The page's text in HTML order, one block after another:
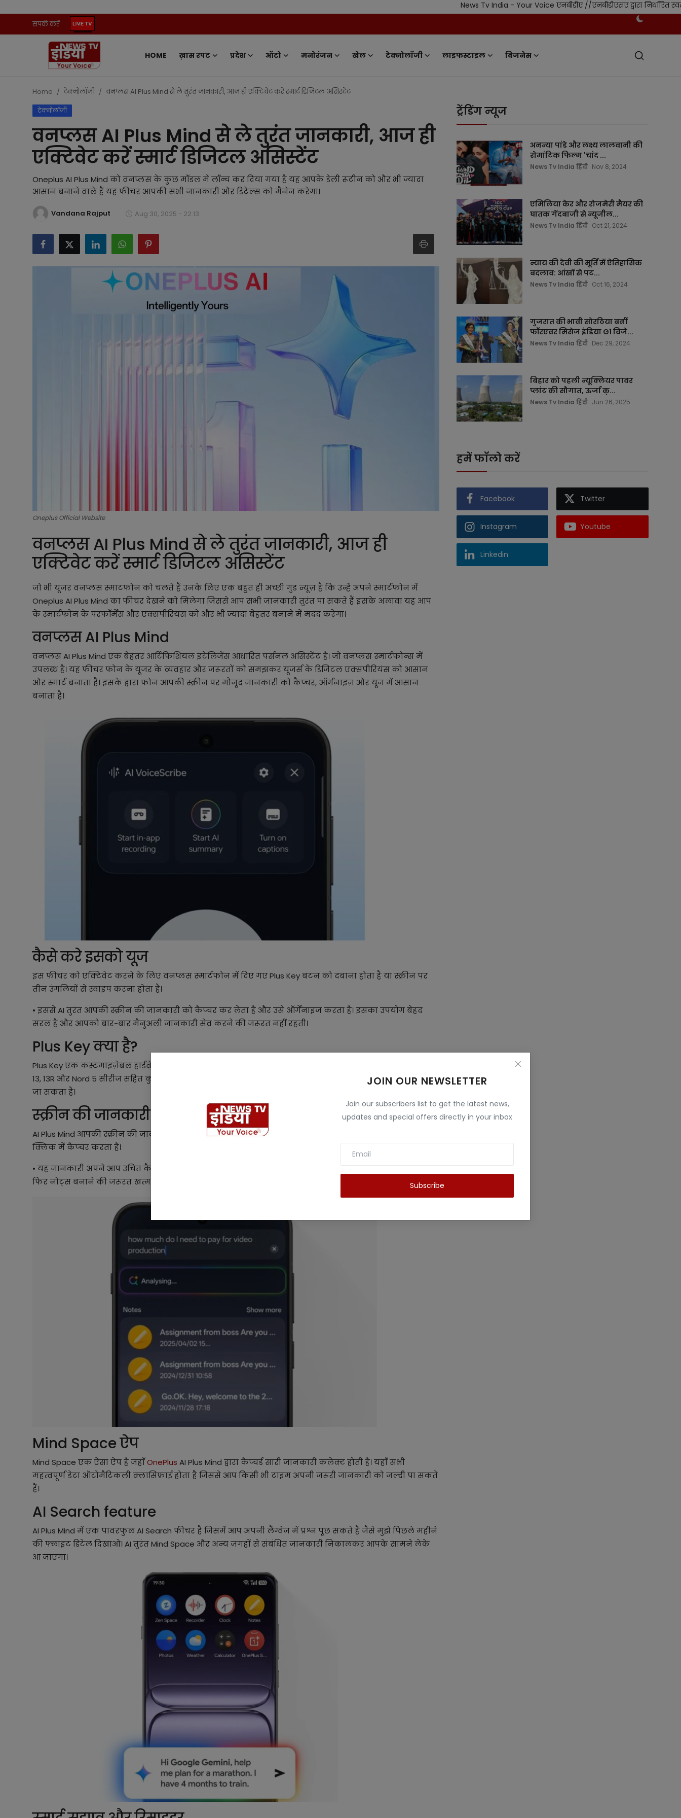
News Tv India - Your Voice एनबीडीए //एनबीडीएसए द्वारा निर्धारित
संपर्क करें
HOME ख़ास रपट प्रदेश ऑटो मनोरंजन खेल टेक्नोलॉजी लाइफस्टाइल बिजनेस
संपर्क करें
ख़ास रपट
मनोरंजन
टेक्नोलॉजी
लाइफस्टाइल
JOIN OUR NEWSLETTER
Join our subscribers list to get the latest news,
updates and special offers directly in your inbox
Subscribe
Home टेक्नोलॉजी वनप्लस AI Plus Mind से ले तुरंत जानकारी, आज ही एक्टिवेट करें स्मार्ट डिजिटल असिस्टेंट
टेक्नोलॉजी
वनप्लस AI Plus Mind से ले तुरंत जानकारी, आज ही
एक्टिवेट करें स्मार्ट डिजिटल असिस्टेंट
Oneplus AI Plus Mind को वनप्लस के कुछ मॉडल में लॉन्च कर दिया गया है यह आपके डेली रूटीन को और भी ज्यादा
आसान बनाने वाले हैं यह फीचर आपकी सभी जानकारी और डिटेल्स को मैनेज करेगा।
Vandana Rajput Aug 30, 2025 - 22:13
Oneplus Official Website
वनप्लस AI Plus Mind से ले तुरंत जानकारी, आज ही
एक्टिवेट करें स्मार्ट डिजिटल असिस्टेंट
जो भी यूजर वनप्लस स्माटफोन को चलते हैं उनके लिए एक बहुत ही अच्छी गुड न्यूज़ है कि उन्हें अपने स्मार्टफोन में
Oneplus AI Plus Mind का फीचर देखने को मिलेगा जिससे आप सभी जानकारी तुरंत पा सकते हैं इसके अलावा यह आप
के स्मार्टफोन के परफॉर्मेंस और एक्सपीरियंस को और भी ज्यादा बेहतर बनाने में मदद करेगा।
वनप्लस AI Plus Mind
वनप्लस AI Plus Mind एक बेहतर आर्टिफिशियल इंटेलिजेंस आधारित पर्सनल असिस्टेंट है। जो वनप्लस स्मार्टफोन्स में
उपलब्ध है। यह फीचर फोन के यूजर के व्यवहार और जरूरतों को समझकर यूजर्स के डिजिटल एक्सपीरियंस को आसान
और स्मार्ट बनाता है। इसके द्वारा फोन आपकी स्क्रीन पर मौजूद जानकारी को कैप्चर, ऑर्गनाइज़ और यूज में आसान
बनाता है।
कैसे करे इसको यूज
इस फीचर को एक्टिवेट करने के लिए वनप्लस स्मार्टफोन में दिए गए Plus Key बटन को दबाना होता है या स्क्रीन पर
तीन उंगलियों से स्वाइप करना होता है।
• इससे AI तुरंत आपकी स्क्रीन की जानकारी को कैप्चर कर लेता है और उसे ऑर्गेनाइज करता है। इसका उपयोग बेहद
सरल है और आपको बार-बार मैनुअली जानकारी सेव करने की जरूरत नहीं रहती।
Plus Key क्या है?
Plus Key एक कस्टमाइज़ेबल हार्डवेयर बटन है जो AI Plus Mind फीचर को तुरंत सक्रिय करता है। यह बटन वनप्लस 13s,
13, 13R और Nord 5 सीरीज सहित कुछ मॉडलों में होता है। इस बटन से एक ही क्लिक में कई स्मार्ट AI फीचर्स तक पहुंचा
जा सकता है।
स्क्रीन की जानकारी
AI Plus Mind आपकी स्क्रीन की जानकारी जैसे टिकट बुकिंग, रेस्टोरेंट रिजर्वेशन, फ्लाइट डिटेल्स, मीटिंग नोट्स आदि एक
क्लिक में कैप्चर करता है।
• यह जानकारी अपने आप उचित कैटेगरी में सेव हो जाती है ताकि बाद में आप उसे आसानी से खोज सकें। स्क्रीनशॉट लेकर
फिर नोट्स बनाने की जरूरत खत्म हो जाती है।
Mind Space ऐप
Mind Space एक ऐसा ऐप है जहाँOnePlus AI Plus Mind द्वारा कैप्चर्ड सारी जानकारी कलेक्ट होती है। यहाँ सभी
महत्वपूर्ण डेटा ऑटोमैटिकली क्लासिफ़ाई होता है जिससे आप किसी भी टाइम अपनी जरूरी जानकारी को जल्दी पा सकते
हैं।
AI Search feature
AI Plus Mind में एक पावरफुल AI Search फीचर है जिसमें आप अपनी लैंग्वेज में प्रश्न पूछ सकते हैं जैसे मुझे पिछले महीने
की फ्लाइट डिटेल दिखाओ। AI तुरंत Mind Space और अन्य जगहों से संबंधित जानकारी निकालकर आपके सामने लेके
आ जाएगा।
ट्रेंडिंग न्यूज
अनन्या पांडे और लक्ष्य लालवानी की
रोमांटिक फिल्म 'चांद ...
News Tv India हिंदी Nov 8, 2024
एमिलिया केर और रोजमेरी मैयर की
घातक गेंदबाजी से न्यूजील...
News Tv India हिंदी Oct 21, 2024
न्याय की देवी की मूर्ति में ऐतिहासिक
बदलाव: आंखों से पट...
News Tv India हिंदी Oct 16, 2024
गुजरात की भावी सोरठिया बनीं
फॉरएवर मिसेज इंडिया G1 विजे...
News Tv India हिंदी Dec 29, 2024
बिहार को पहली न्यूक्लियर पावर
प्लांट की सौगात, ऊर्जा क्...
News Tv India हिंदी Jun 26, 2025
हमें फॉलो करें
Facebook Twitter
Instagram Youtube
Linkedin